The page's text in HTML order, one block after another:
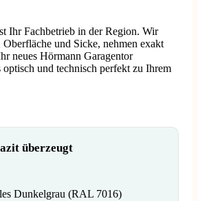
Ihr Fachbetrieb in der Region. Wir
Oberfläche und Sicke, nehmen exakt
neues Hörmann Garagentor
optisch und technisch perfekt zu Ihrem
überzeugt
Dunkelgrau (RAL 7016)